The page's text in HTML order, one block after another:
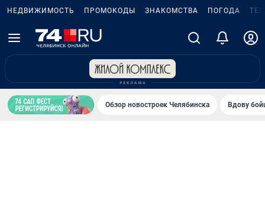
НЕДВИЖИМОСТЬ ПРОМОКОДЫ ЗНАКОМСТВА ПОГОДА
Обзор новостроек Челябинска Вдову